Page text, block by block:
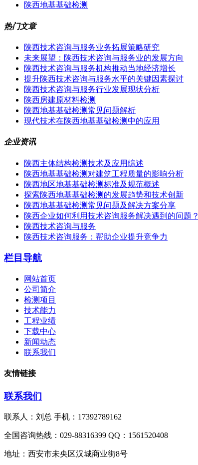
陕西地基基础检测
热门文章
陕西技术咨询与服务业务拓展策略研究
未来展望：陕西技术咨询与服务业的发展方向
陕西技术咨询与服务机构推动当地经济增长
提升陕西技术咨询与服务水平的关键因素探讨
陕西技术咨询与服务行业发展现状分析
陕西房建原材料检测
陕西地基基础检测常见问题解析
现代技术在陕西地基基础检测中的应用
企业资讯
陕西主体结构检测技术及应用综述
陕西地基基础检测对建筑工程质量的影响分析
陕西地区地基基础检测标准及规范概述
探索陕西地基基础检测的发展趋势和技术创新
陕西地基基础检测常见问题及解决方案分享
陕西企业如何利用技术咨询服务解决遇到的问题？
陕西技术咨询与服务
陕西技术咨询服务：帮助企业提升竞争力
栏目导航
网站首页
公司简介
检测项目
技术能力
工程业绩
下载中心
新闻动态
联系我们
友情链接
联系我们
联系人：刘总 手机：17392789162
全国咨询热线：029-88316399 QQ：1561520408
地址：西安市未央区汉城商业街8号